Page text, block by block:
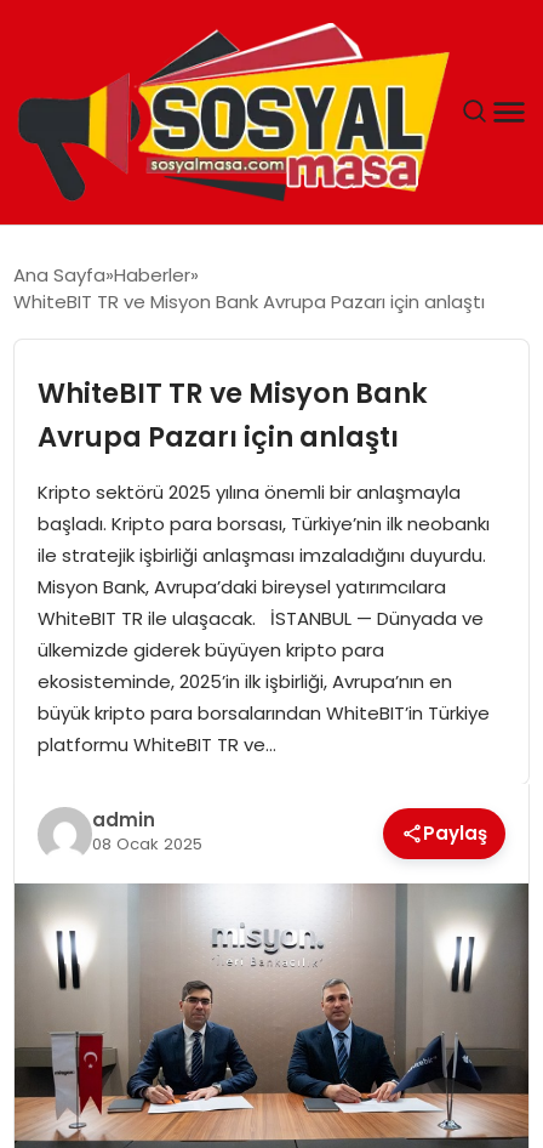
GÜNCEL
TEKNOLOJI
EĞITIM
Ana Sayfa Haberler
WhiteBIT TR ve Misyon Bank Avrupa Pazarı için anlaştı
WhiteBIT TR ve Misyon Bank
Avrupa Pazarı için anlaştı
Kripto sektörü 2025 yılına önemli bir anlaşmayla
başladı. Kripto para borsası, Türkiye’nin ilk neobankı
ile stratejik işbirliği anlaşması imzaladığını duyurdu.
Misyon Bank, Avrupa’daki bireysel yatırımcılara
WhiteBIT TR ile ulaşacak. İSTANBUL — Dünyada ve
ülkemizde giderek büyüyen kripto para
ekosisteminde, 2025’in ilk işbirliği, Avrupa’nın en
büyük kripto para borsalarından WhiteBIT’in Türkiye
platformu WhiteBIT TR ve…
admin
08 Ocak 2025 Paylaş